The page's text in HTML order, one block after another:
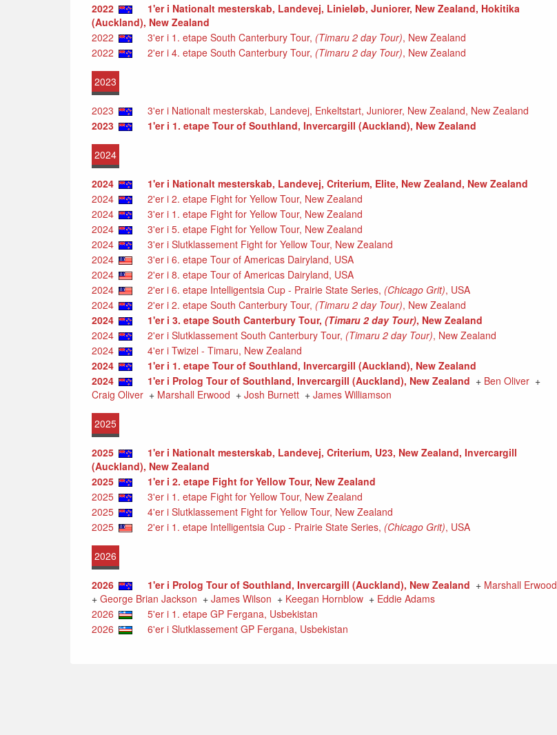
2022
1'er i Nationalt mesterskab, Landevej, Linieløb, Juniorer, New Zealand, Hokitika
(Auckland), New Zealand
2022
3'er i 1. etape South Canterbury Tour, (Timaru 2 day Tour), New Zealand
2022
2'er i 4. etape South Canterbury Tour, (Timaru 2 day Tour), New Zealand
2023
2023
3'er i Nationalt mesterskab, Landevej, Enkeltstart, Juniorer, New Zealand, New Zealand
2023
1'er i 1. etape Tour of Southland, Invercargill (Auckland), New Zealand
2024
2024
1'er i Nationalt mesterskab, Landevej, Criterium, Elite, New Zealand, New Zealand
2024
2'er i 2. etape Fight for Yellow Tour, New Zealand
2024
3'er i 1. etape Fight for Yellow Tour, New Zealand
2024
3'er i 5. etape Fight for Yellow Tour, New Zealand
2024
3'er i Slutklassement Fight for Yellow Tour, New Zealand
2024
3'er i 6. etape Tour of Americas Dairyland, USA
2024
2'er i 8. etape Tour of Americas Dairyland, USA
2024
2'er i 6. etape Intelligentsia Cup - Prairie State Series, (Chicago Grit), USA
2024
2'er i 2. etape South Canterbury Tour, (Timaru 2 day Tour), New Zealand
2024
1'er i 3. etape South Canterbury Tour, (Timaru 2 day Tour), New Zealand
2024
2'er i Slutklassement South Canterbury Tour, (Timaru 2 day Tour), New Zealand
2024
4'er i Twizel - Timaru, New Zealand
2024
1'er i 1. etape Tour of Southland, Invercargill (Auckland), New Zealand
2024
1'er i Prolog Tour of Southland, Invercargill (Auckland), New Zealand + Ben Oliver +
Craig Oliver + Marshall Erwood + Josh Burnett + James Williamson
2025
2025
1'er i Nationalt mesterskab, Landevej, Criterium, U23, New Zealand, Invercargill
(Auckland), New Zealand
2025
1'er i 2. etape Fight for Yellow Tour, New Zealand
2025
3'er i 1. etape Fight for Yellow Tour, New Zealand
2025
4'er i Slutklassement Fight for Yellow Tour, New Zealand
2025
2'er i 1. etape Intelligentsia Cup - Prairie State Series, (Chicago Grit), USA
2026
2026 1'er i Prolog Tour of Southland, Invercargill (Auckland), New Zealand + Marshall Erwood
+ George Brian Jackson + James Wilson + Keegan Hornblow + Eddie Adams
2026
5'er i 1. etape GP Fergana, Usbekistan
2026
6'er i Slutklassement GP Fergana, Usbekistan